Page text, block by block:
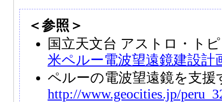
＜参照＞
国立天文台 アストロ・ト
米ペルー電波望遠鏡建設計
ペルーの電波望遠鏡を支援
http://www.geocities.jp/